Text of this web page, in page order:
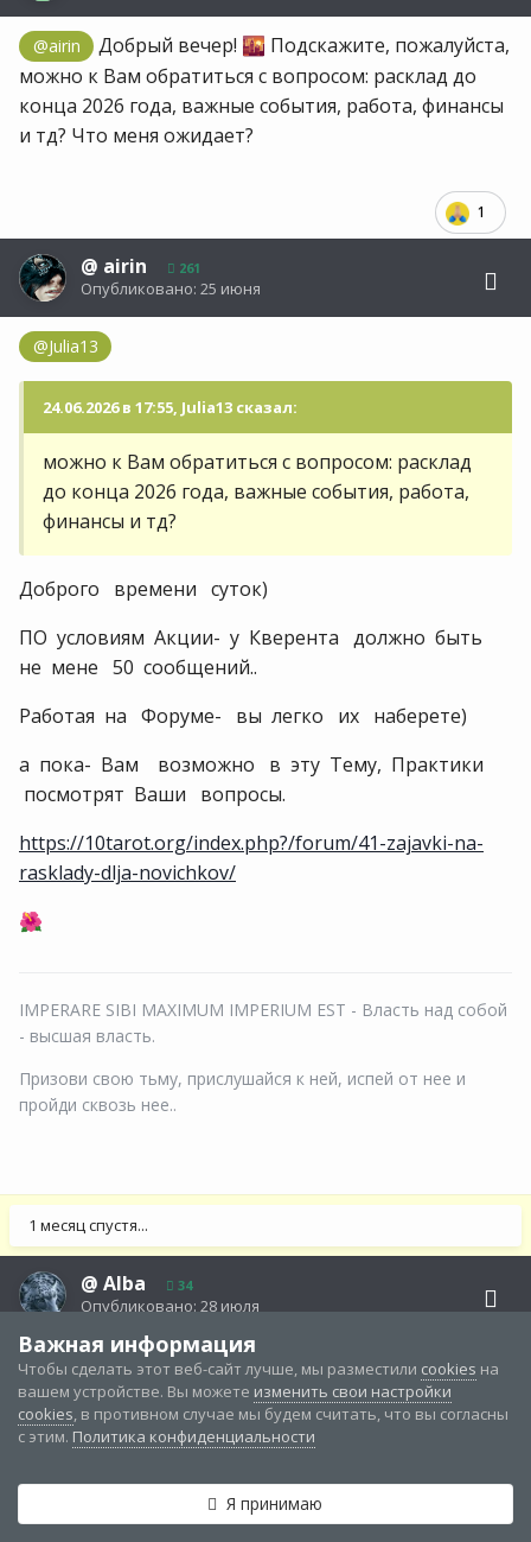
@airin Добрый вечер! 🌇 Подскажите, пожалуйста,
можно к Вам обратиться с вопросом: расклад до
конца 2026 года, важные события, работа, финансы
и тд? Что меня ожидает?
1
@ airin 261
Опубликовано: 25 июня
@Julia13
24.06.2026 в 17:55, Julia13 сказал:
можно к Вам обратиться с вопросом: расклад
до конца 2026 года, важные события, работа,
финансы и тд?
Доброго времени суток)
ПО условиям Акции- у Кверента должно быть
не мене 50 сообщений..
Работая на Форуме- вы легко их наберете)
а пока- Вам возможно в эту Тему, Практики
посмотрят Ваши вопросы.
https://10tarot.org/index.php?/forum/41-zajavki-na-
rasklady-dlja-novichkov/
🌺
IMPERARE SIBI MAXIMUM IMPERIUM EST - Власть над собой
- высшая власть.
Призови свою тьму, прислушайся к ней, испей от нее и
пройди сквозь нее..
1 месяц спустя...
@ Alba 34
Опубликовано: 28 июля
@airin здравствуйте🍀
Могу попроситься в Вашу акцию на такой расклад?
ОСЕННЕЕ НАСТРОЕНИЕ
Важная информация
Чтобы сделать этот веб-сайт лучше, мы разместили cookies на
вашем устройстве. Вы можете изменить свои настройки
cookies, в противном случае мы будем считать, что вы согласны
с этим. Политика конфиденциальности
Я принимаю
Категории и разделы Непрочитанные Больше